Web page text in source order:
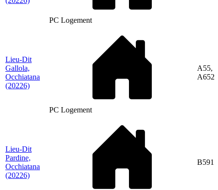
PC Logement
Lieu-Dit
Gallola,
Occhiatana
(20226)
PC Logement
A55,
A652
Lieu-Dit
Pardine,
Occhiatana
(20226)
B591